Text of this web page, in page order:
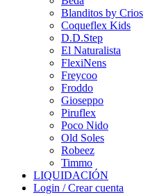
Blanditos by Crios
Coqueflex Kids
D.D.Step
El Naturalista
FlexiNens
Freycoo
Froddo
Gioseppo
Piruflex
Poco Nido
Old Soles
Robeez
Timmo
LIQUIDACIÓN
Login / Crear cuenta